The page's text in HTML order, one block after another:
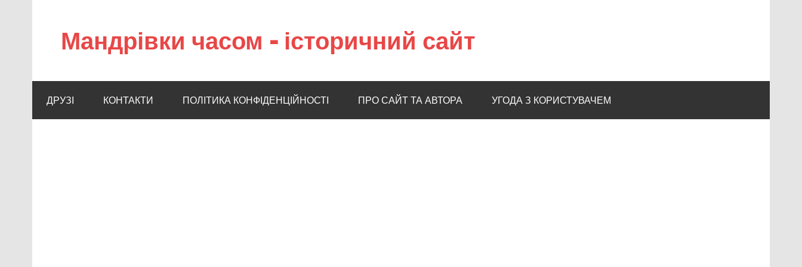
Мандрівки часом – історичний сайт
ДРУЗІ КОНТАКТИ ПОЛІТИКА КОНФІДЕНЦІЙНОСТІ ПРО САЙТ ТА АВТОРА УГОДА З КОРИСТУВАЧЕМ